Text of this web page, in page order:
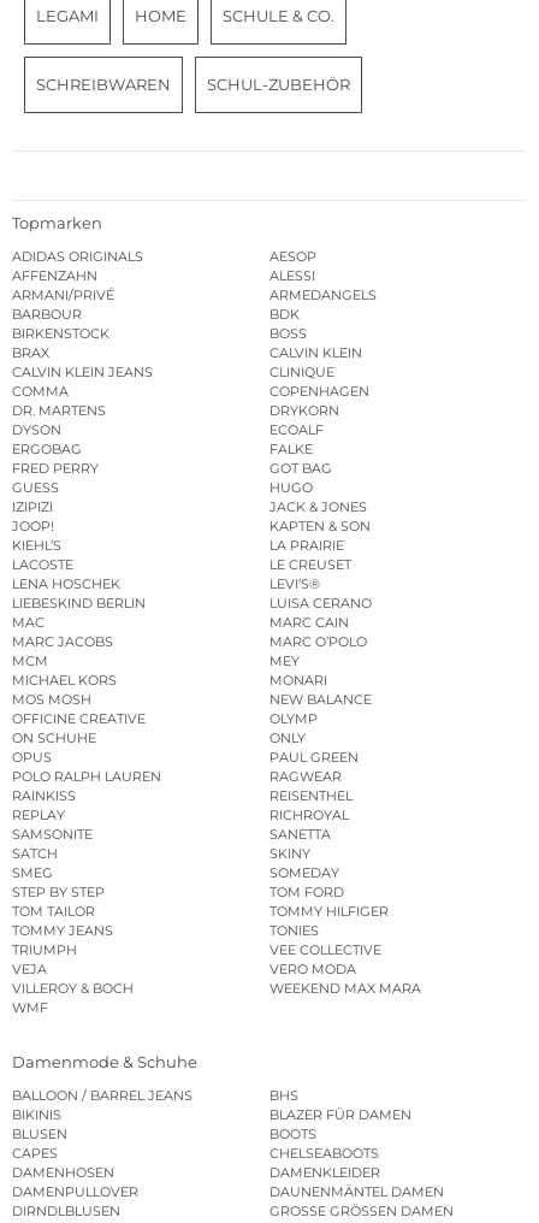
LEGAMI HOME SCHULE & CO.
SCHREIBWAREN SCHUL-ZUBEHÖR
Topmarken
ADIDAS ORIGINALS
AESOP
AFFENZAHN
ALESSI
ARMANI/PRIVÉ
ARMEDANGELS
BARBOUR
BDK
BIRKENSTOCK
BOSS
BRAX
CALVIN KLEIN
CALVIN KLEIN JEANS
CLINIQUE
COMMA
COPENHAGEN
DR. MARTENS
DRYKORN
DYSON
ECOALF
ERGOBAG
FALKE
FRED PERRY
GOT BAG
GUESS
HUGO
IZIPIZI
JACK & JONES
JOOP!
KAPTEN & SON
KIEHL’S
LA PRAIRIE
LACOSTE
LE CREUSET
LENA HOSCHEK
LEVI’S®
LIEBESKIND BERLIN
LUISA CERANO
MAC
MARC CAIN
MARC JACOBS
MARC O’POLO
MCM
MEY
MICHAEL KORS
MONARI
MOS MOSH
NEW BALANCE
OFFICINE CREATIVE
OLYMP
ON SCHUHE
ONLY
OPUS
PAUL GREEN
POLO RALPH LAUREN
RAGWEAR
RAINKISS
REISENTHEL
REPLAY
RICHROYAL
SAMSONITE
SANETTA
SATCH
SKINY
SMEG
SOMEDAY
STEP BY STEP
TOM FORD
TOM TAILOR
TOMMY HILFIGER
TOMMY JEANS
TONIES
TRIUMPH
VEE COLLECTIVE
VEJA
VERO MODA
VILLEROY & BOCH
WEEKEND MAX MARA
WMF
Damenmode & Schuhe
BALLOON / BARREL JEANS
BHS
BIKINIS
BLAZER FÜR DAMEN
BLUSEN
BOOTS
CAPES
CHELSEABOOTS
DAMENHOSEN
DAMENKLEIDER
DAMENPULLOVER
DAUNENMÄNTEL DAMEN
DIRNDLBLUSEN
GROSSE GRÖSSEN DAMEN